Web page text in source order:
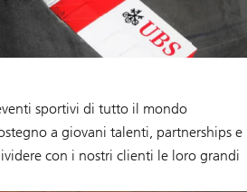
sportivi di tutto il mondo
a giovani talenti, partnerships e
con i nostri clienti le loro grandi